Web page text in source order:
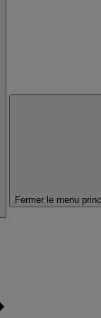
Fermer le menu